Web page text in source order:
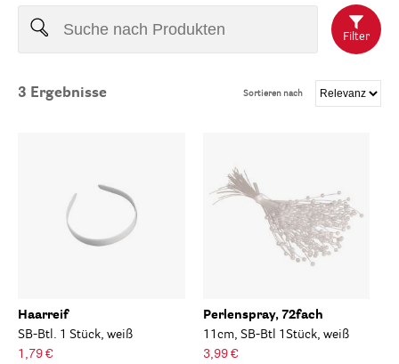
Filter
3 Ergebnisse Sortieren nach
Haarreif
SB-Btl. 1 Stück, weiß
1,79 €
Perlenspray, 72fach
11cm, SB-Btl 1Stück, weiß
3,99 €